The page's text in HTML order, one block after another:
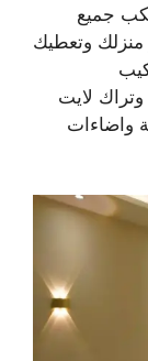
جميع
منزلك وتعطيك
لايت
واضاءات